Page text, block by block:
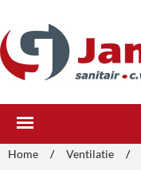
Home / Ventilatie /